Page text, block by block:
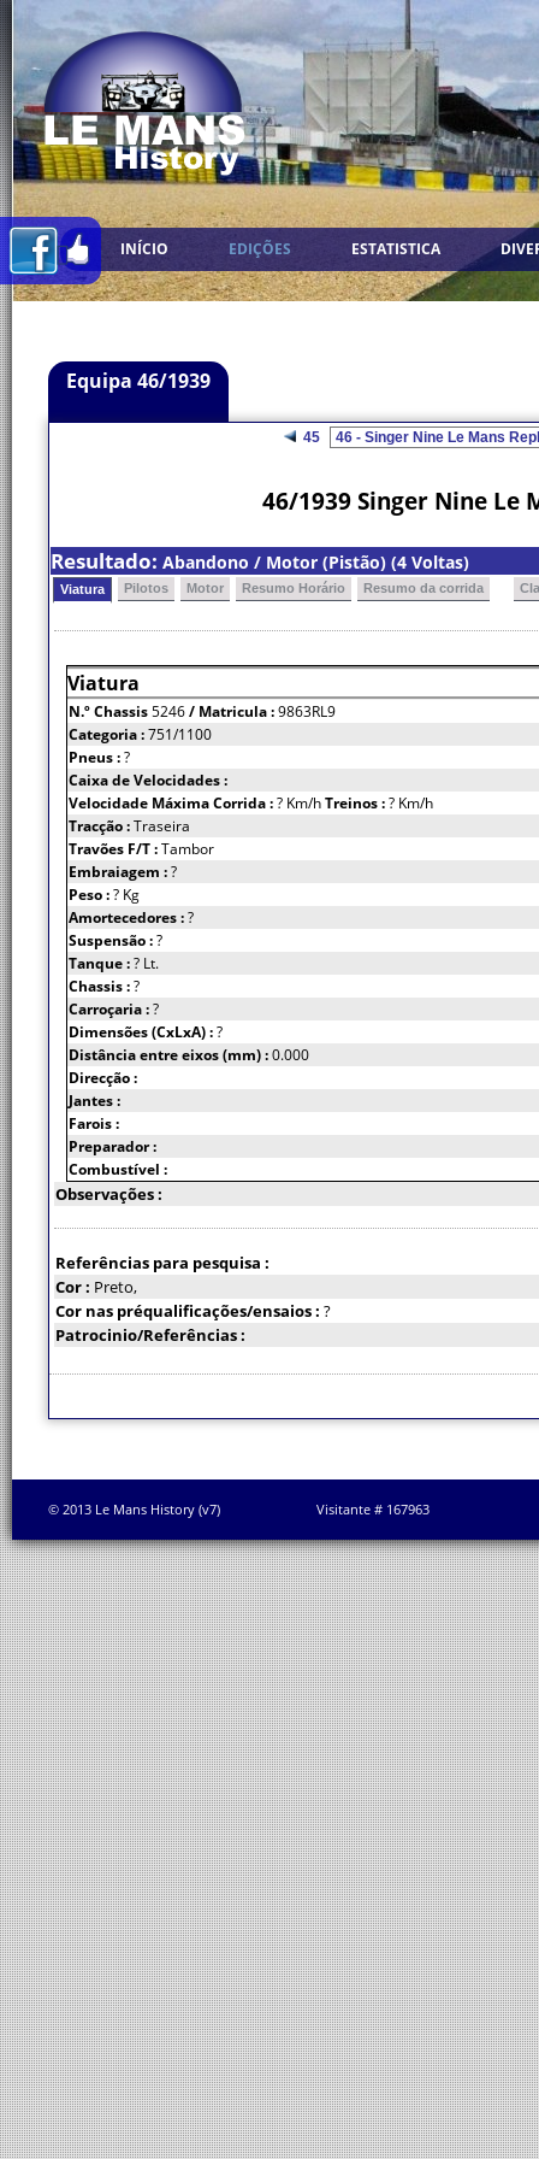
INÍCIO EDIÇÕES ESTATISTICA
Equipa 46/1939
45
46/1939 Singer Nine Le
Resultado: Abandono / Motor (Pistão) (4 Voltas)
Viatura Pilotos Motor Resumo Horário Resumo da corrida
Viatura
N.º Chassis5246/ Matricula :9863RL9
Categoria :751/1100
Pneus :?
Caixa de Velocidades :
Velocidade Máxima Corrida :? Km/hTreinos :? Km/h
Tracção :Traseira
Travões F/T :Tambor
Embraiagem :?
Peso :? Kg
Amortecedores :?
Suspensão :?
Tanque :? Lt.
Chassis :?
Carroçaria :?
Dimensões (CxLxA) :?
Distância entre eixos (mm) :0.000
Direcção :
Jantes :
Farois :
Preparador :
Combustível :
Observações :
Referências para pesquisa :
Cor : Preto,
Cor nas préqualificações/ensaios : ?
Patrocinio/Referências :
© 2013 Le Mans History (v7) Visitante # 167963